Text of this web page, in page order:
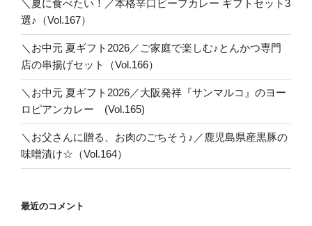
＼夏に食べたい！／本格辛口ビーフカレー ギフトセット3
選♪（Vol.167）
＼お中元 夏ギフト2026／ご家庭で楽しむ♪とんかつ専門
店の串揚げセット（Vol.166）
＼お中元 夏ギフト2026／大阪発祥『サンマルコ』のヨー
ロピアンカレー (Vol.165)
＼お父さんに贈る、お肉のごちそう♪／鹿児島県産黒豚の
味噌漬け☆（Vol.164）
最近のコメント